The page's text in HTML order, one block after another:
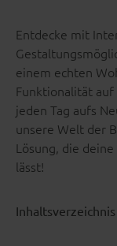
Entdecke mit
einem echten
Funktionalität auf
jeden Tag aufs
unsere Welt der
Lösung, die
lässt!
Inhaltsverzeichnis